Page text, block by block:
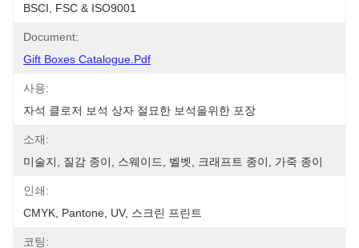
BSCI, FSC & ISO9001
Document:
Gift Boxes Catalogue.pdf
사용:
자석 클로저 보석 상자 절묘한 보석을위한 포장
소재:
미술지, 질감 종이, 스웨이드, 벨벳, 크래프트 종이, 가죽 종이
인쇄:
CMYK, Pantone, UV, 스크린 프린트
코팅: